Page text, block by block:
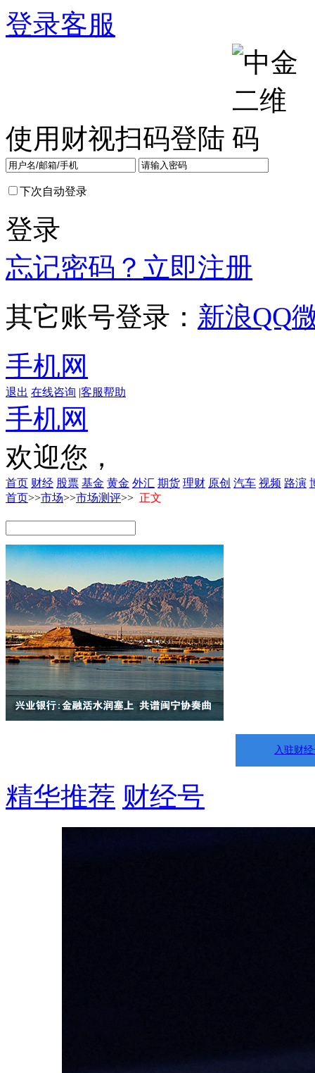
登录客服
使用财视扫码登陆
下次自动登录
登录
忘记密码？ 立即注册
其它账号登录： 新浪QQ
手机网
退出 在线咨询 |客服帮助
手机网
欢迎您，
首页 财经 股票 基金 黄金 外汇 期货 理财 原创 汽车 视频 路演
首页>>市场>>市场测评>> 正文
入驻财
精华推荐 财经号